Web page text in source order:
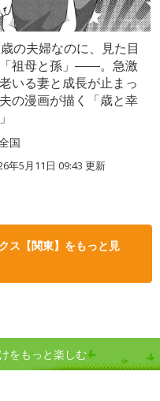
の夫婦なのに、見た目
祖母と孫」――。急激
いる妻と成長が止まっ
の漫画が描く「歳と幸
国
年5月11日 09:43 更新
ス【関東】をもっと見
をもっと楽しむ